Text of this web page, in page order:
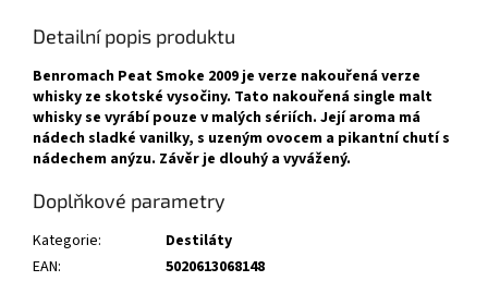
Detailní popis produktu
Benromach Peat Smoke 2009 je verze nakouřená verze
whisky ze skotské vysočiny. Tato nakouřená single malt
whisky se vyrábí pouze v malých sériích. Její aroma má
nádech sladké vanilky, s uzeným ovocem a pikantní chutí s
nádechem anýzu. Závěr je dlouhý a vyvážený.
Doplňkové parametry
Kategorie:
Destiláty
EAN:
5020613068148